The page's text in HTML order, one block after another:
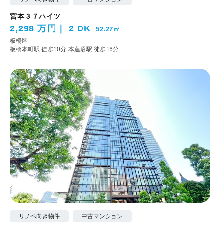
宮本３７ハイツ
2,298 万円 2 DK 52.27㎡
板橋区
板橋本町駅 徒歩10分 本蓮沼駅 徒歩16分
リノベ向き物件 中古マンション